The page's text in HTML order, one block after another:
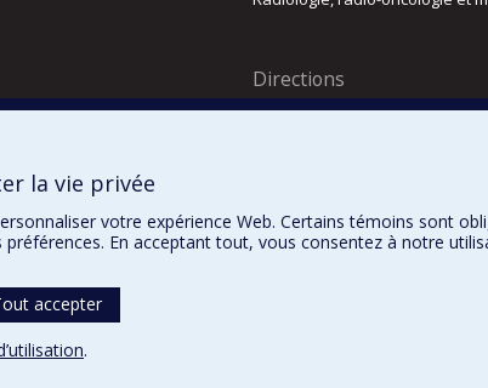
Directions
DPC
Dre Houda Bahig
la vie privée
votre expérience Web. Certains témoins sont
préférences. En acceptant tout, vous consentez à notre
accepter
.